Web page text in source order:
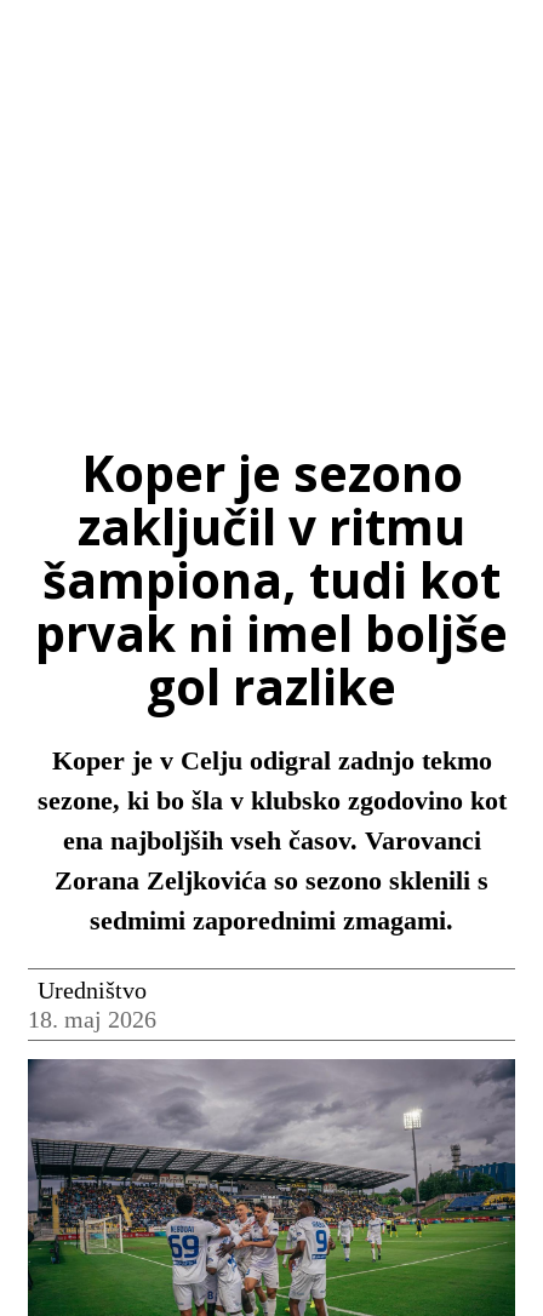
Koper je sezono
zaključil v ritmu
šampiona, tudi kot
prvak ni imel boljše
gol razlike
Koper je v Celju odigral zadnjo tekmo
sezone, ki bo šla v klubsko zgodovino kot
ena najboljših vseh časov. Varovanci
Zorana Zeljkovića so sezono sklenili s
sedmimi zaporednimi zmagami.
Uredništvo
18. maj 2026